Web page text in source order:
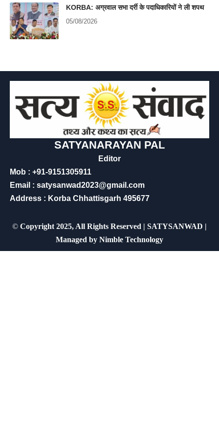
KORBA: अग्रवाल सभा दर्री के पदाधिकारियों ने ली शपथ
05/08/2026
SATYANARAYAN PAL
Editor
Mob : +91-9151305911
Email : satysanwad2023@gmail.com
Address : Korba Chhattisgarh 495677
© Copyright 2025, All Rights Reserved | SATYSANWAD |
Managed by Nimble Technology